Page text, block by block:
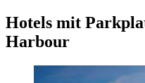
Hotels mit
Harbour